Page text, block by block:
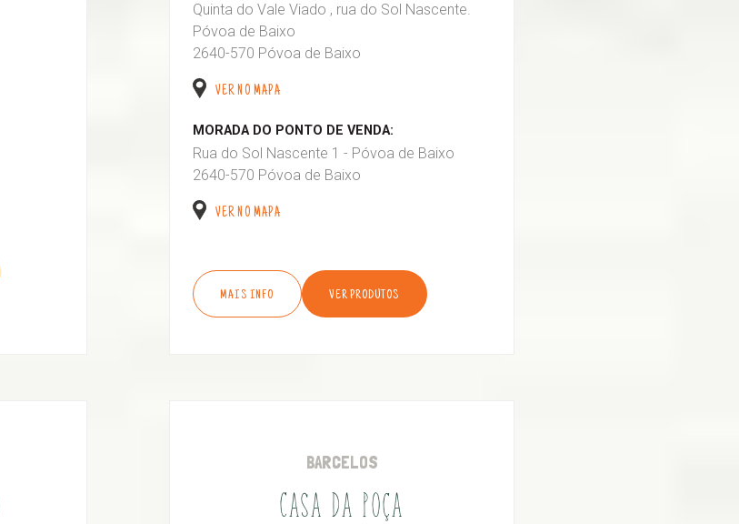
Quinta do Vale Viado , rua do Sol Nascente.
Póvoa de Baixo
2640-570 Póvoa de Baixo
VER NO MAPA
MORADA DO PONTO DE VENDA:
Rua do Sol Nascente 1 - Póvoa de Baixo
2640-570 Póvoa de Baixo
VER NO MAPA
MAIS INFO VER PRODUTOS
BARCELOS
CASA DA POÇA